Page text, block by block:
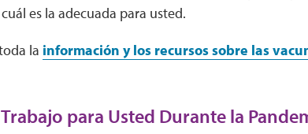
es la adecuada para usted.
la información y los recursos sobre las
para Usted Durante la